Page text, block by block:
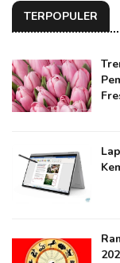
TERPOPULER